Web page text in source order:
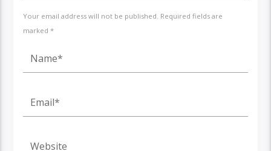
Your email address will not be published. Required fields are
marked *